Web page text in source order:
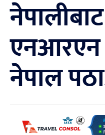
नेपाल